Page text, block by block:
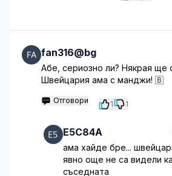
fan316@bg
Абе, сериозно ли? Някрая ще
Швейцария ама с манджи! 🇧
Отговори 1 1
E5C84A
ама хайде бре...
явно още не са видели
съседната